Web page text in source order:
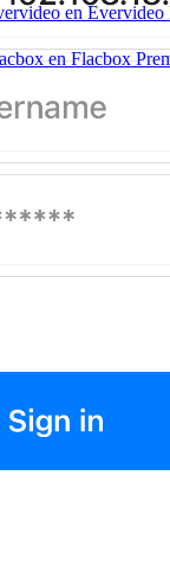
en Evervideo
en Flacbox